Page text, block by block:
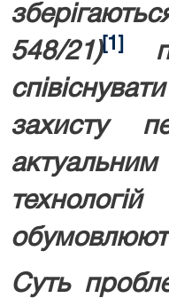
548/21)[1]
захисту
Суть